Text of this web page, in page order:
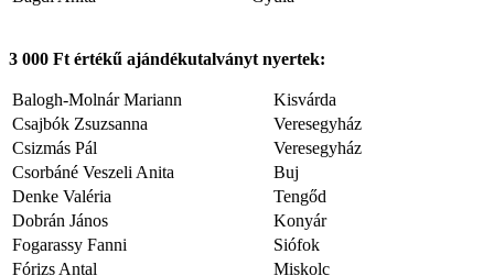
3 000 Ft értékű ajándékutalványt nyertek:
Balogh-Molnár Mariann
Kisvárda
Csajbók Zsuzsanna
Veresegyház
Csizmás Pál
Veresegyház
Csorbáné Veszeli Anita
Buj
Denke Valéria
Tengőd
Dobrán János
Konyár
Fogarassy Fanni
Siófok
Fórizs Antal
Miskolc